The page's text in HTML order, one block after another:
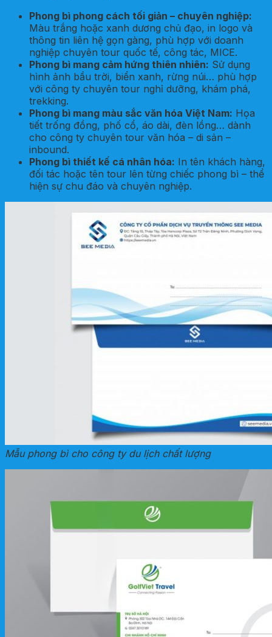
Phong bì phong cách tối giản – chuyên nghiệp:
Màu trắng hoặc xanh dương chủ đạo, in logo và
thông tin liên hệ gọn gàng, phù hợp với doanh
nghiệp chuyên tour quốc tế, công tác, MICE.
Phong bì mang cảm hứng thiên nhiên: Sử dụng
hình ảnh bầu trời, biển xanh, rừng núi… phù hợp
với công ty chuyên tour nghỉ dưỡng, khám phá,
trekking.
Phong bì mang màu sắc văn hóa Việt Nam: Họa
tiết trống đồng, phố cổ, áo dài, đèn lồng… dành
cho công ty chuyên tour văn hóa – di sản –
inbound.
Phong bì thiết kế cá nhân hóa: In tên khách hàng,
đối tác hoặc tên tour lên từng chiếc phong bì – thể
hiện sự chu đáo và chuyên nghiệp.
Mẫu phong bì cho công ty du lịch chất lượng